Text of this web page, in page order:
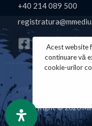
+40 214 089 500
Copyright © 2026
Acest website
continuare vă
cookie-urilor